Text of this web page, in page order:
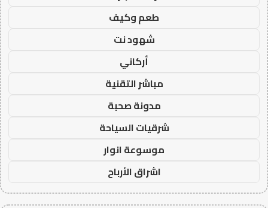
طعم وكيف
شهود نت
أركاني
مباشر التقنية
مدونة صحبة
شرقيات السياحة
موسوعة انوار
اشراق الأرباح